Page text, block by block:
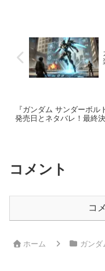
『ガンダム サンダーボル
発売日とネタバレ！最終
コメント
コ
ホーム ガンダ